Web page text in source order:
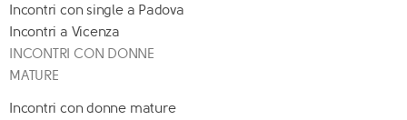
Incontri con single a Padova
Incontri a Vicenza
INCONTRI CON DONNE
MATURE
Incontri con donne mature